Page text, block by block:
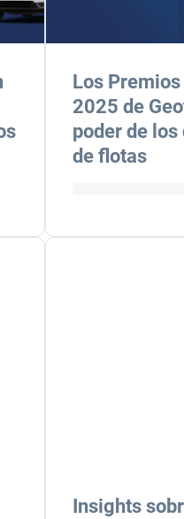
Los
2025 de
poder de
de flotas
Insights